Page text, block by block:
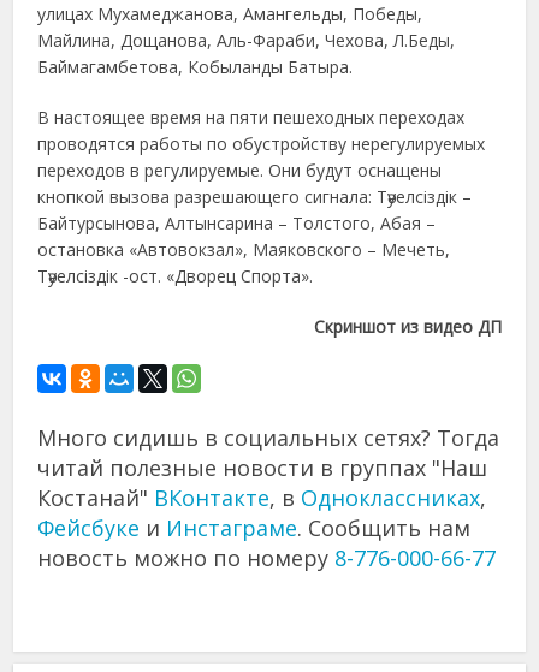
улицах Мухамеджанова, Амангельды, Победы,
Майлина, Дощанова, Аль-Фараби, Чехова, Л.Беды,
Баймагамбетова, Кобыланды Батыра.
В настоящее время на пяти пешеходных переходах
проводятся работы по обустройству нерегулируемых
переходов в регулируемые. Они будут оснащены
кнопкой вызова разрешающего сигнала: Тәуелсіздік –
Байтурсынова, Алтынсарина – Толстого, Абая –
остановка «Автовокзал», Маяковского – Мечеть,
Тәуелсіздік -ост. «Дворец Спорта».
Скриншот из видео ДП
Много сидишь в социальных сетях? Тогда
читай полезные новости в группах "Наш
Костанай" ВКонтакте, в Одноклассниках,
Фейсбуке и Инстаграме. Сообщить нам
новость можно по номеру 8-776-000-66-77